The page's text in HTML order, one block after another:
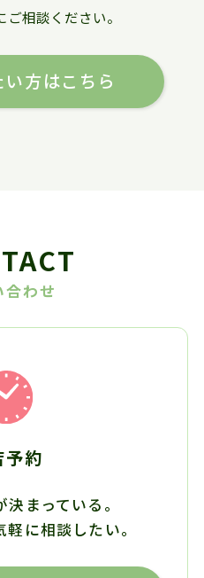
相談ください。
方はこちら
合わせ
予約
まっている。
に相談したい。